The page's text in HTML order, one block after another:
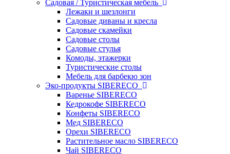
Садовая / Туристическая мебель
Лежаки и шезлонги
Садовые диваны и кресла
Садовые скамейки
Садовые столы
Садовые стулья
Комоды, этажерки
Туристические столы
Мебель для барбекю зон
Эко-продукты SIBERECO
Варенье SIBERECO
Кедрокофе SIBERECO
Конфеты SIBERECO
Мед SIBERECO
Орехи SIBERECO
Растительное масло SIBERECO
Чай SIBERECO